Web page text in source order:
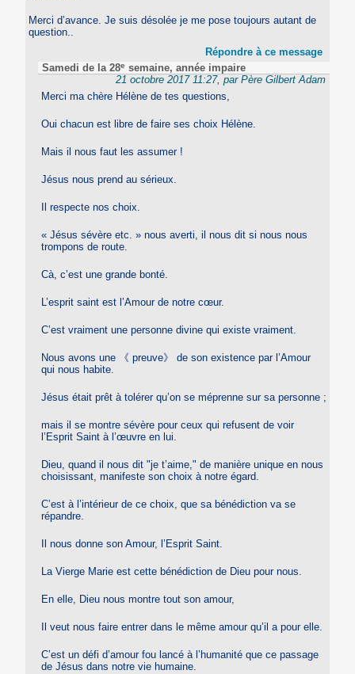
Merci d’avance. Je suis désolée je me pose toujours autant de
question..
Répondre à ce message
Samedi de la 28e semaine, année impaire
21 octobre 2017 11:27, par Père Gilbert Adam
Merci ma chère Hélène de tes questions,
Oui chacun est libre de faire ses choix Hélène.
Mais il nous faut les assumer !
Jésus nous prend au sérieux.
Il respecte nos choix.
« Jésus sévère etc. » nous averti, il nous dit si nous nous
trompons de route.
Cà, c’est une grande bonté.
L’esprit saint est l’Amour de notre cœur.
C’est vraiment une personne divine qui existe vraiment.
Nous avons une 《 preuve》 de son existence par l’Amour
qui nous habite.
Jésus était prêt à tolérer qu’on se méprenne sur sa personne ;
mais il se montre sévère pour ceux qui refusent de voir
l’Esprit Saint à l’œuvre en lui.
Dieu, quand il nous dit "je t’aime," de manière unique en nous
choisissant, manifeste son choix à notre égard.
C’est à l’intérieur de ce choix, que sa bénédiction va se
répandre.
Il nous donne son Amour, l’Esprit Saint.
La Vierge Marie est cette bénédiction de Dieu pour nous.
En elle, Dieu nous montre tout son amour,
Il veut nous faire entrer dans le même amour qu’il a pour elle.
C’est un défi d’amour fou lancé à l’humanité que ce passage
de Jésus dans notre vie humaine.